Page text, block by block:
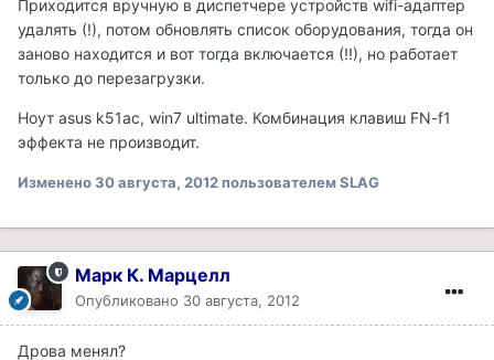
Приходится вручную в диспетчере устройств wifi-адаптер
удалять (!), потом обновлять список оборудования, тогда он
заново находится и вот тогда включается (!!), но работает
только до перезагрузки.
Ноут asus k51ac, win7 ultimate. Комбинация клавиш FN-f1
эффекта не производит.
Изменено30 августа, 2012пользователем SLAG
Марк К. Марцелл
Опубликовано 30 августа, 2012
Дрова менял?